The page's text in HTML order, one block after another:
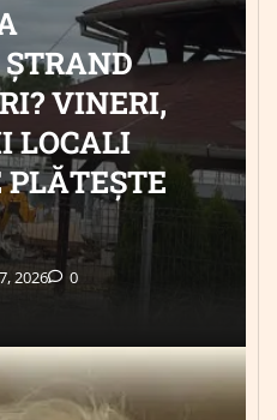
ȘTRAND
VINERI,
LOCALI
PLĂTEȘTE
2026 0